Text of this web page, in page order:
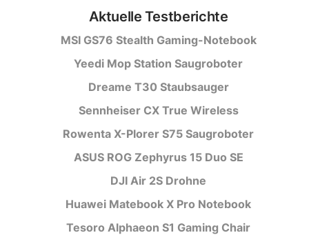
Aktuelle Testberichte
MSI GS76 Stealth Gaming-Notebook
Yeedi Mop Station Saugroboter
Dreame T30 Staubsauger
Sennheiser CX True Wireless
Rowenta X-Plorer S75 Saugroboter
ASUS ROG Zephyrus 15 Duo SE
DJI Air 2S Drohne
Huawei Matebook X Pro Notebook
Tesoro Alphaeon S1 Gaming Chair